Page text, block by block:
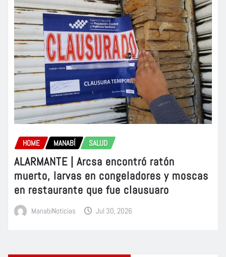
HOME MANABÍ SALUD
ALARMANTE | Arcsa encontró ratón
muerto, larvas en congeladores y moscas
en restaurante que fue clausuaro
ManabiNoticias Jul 30, 2026